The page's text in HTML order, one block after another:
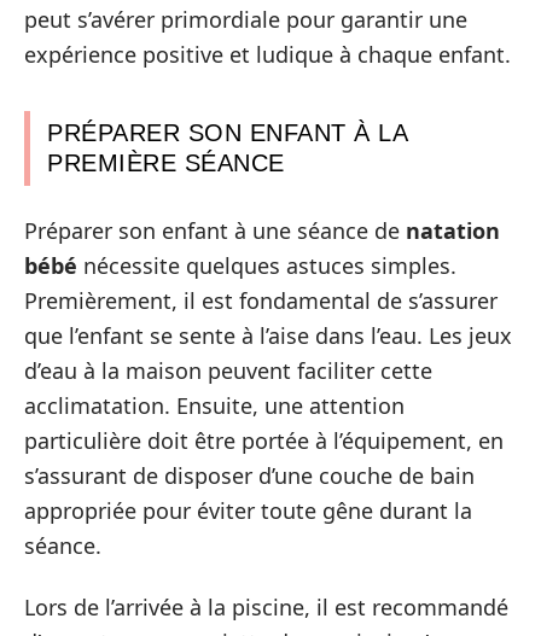
peut s’avérer primordiale pour garantir une
expérience positive et ludique à chaque enfant.
PRÉPARER SON ENFANT À LA
PREMIÈRE SÉANCE
Préparer son enfant à une séance de natation
bébé nécessite quelques astuces simples.
Premièrement, il est fondamental de s’assurer
que l’enfant se sente à l’aise dans l’eau. Les jeux
d’eau à la maison peuvent faciliter cette
acclimatation. Ensuite, une attention
particulière doit être portée à l’équipement, en
s’assurant de disposer d’une couche de bain
appropriée pour éviter toute gêne durant la
séance.
Lors de l’arrivée à la piscine, il est recommandé